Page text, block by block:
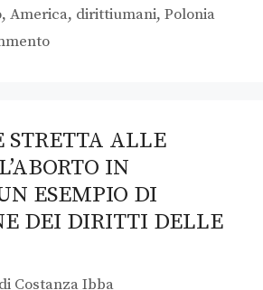
,America, dirittiumani,Polonia
STRETTA ALLE
IN
ESEMPIO DI
DEI DIRITTI DELLE
di Costanza Ibba